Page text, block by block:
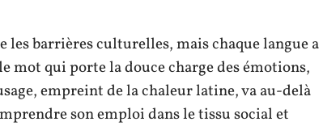
les barrières culturelles, mais chaque langue a
mot qui porte la douce charge des émotions,
empreint de la chaleur latine, va au-delà
son emploi dans le tissu social et